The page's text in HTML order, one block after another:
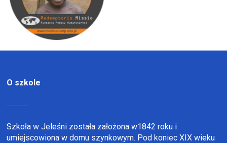
O szkole
Szkoła w Jeleśni została założona w1842 roku i
umiejscowiona w domu szynkowym. Pod koniec XIX wieku